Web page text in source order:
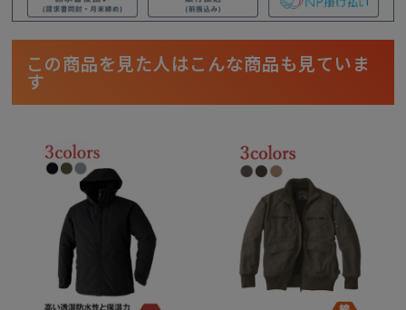
この商品を見た人はこんな商品も見ていま
す